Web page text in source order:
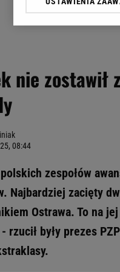
nie zostawił
08:44
zespołów
Najbardziej zacięty
Ostrawa. To na
- rzucił były prezes
Klikając „Akceptuję”
Zaufanych Partnerów i
My, nasi Zaufani
Użycie dokładnych